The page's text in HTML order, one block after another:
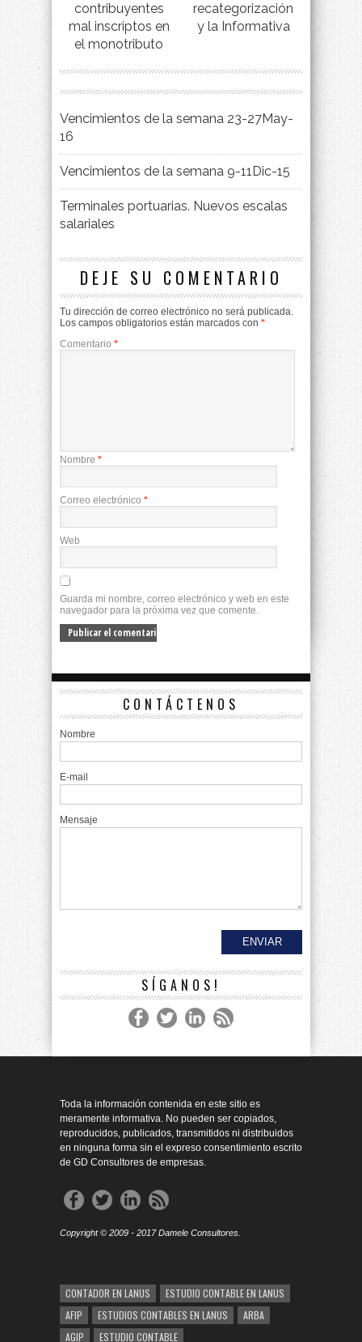
contribuyentes
mal inscriptos en
el monotributo
recategorización
y la Informativa
Vencimientos de la semana 23-27May-
16
Vencimientos de la semana 9-11Dic-15
Terminales portuarias. Nuevos escalas
salariales
DEJE SU COMENTARIO
Tu dirección de correo electrónico no será publicada.
Los campos obligatorios están marcados con *
Comentario *
Nombre *
Correo electrónico *
Web
Guarda mi nombre, correo electrónico y web en este
navegador para la próxima vez que comente.
CONTÁCTENOS
Nombre
E-mail
Mensaje
SÍGANOS!
Toda la información contenida en este sitio es
meramente informativa. No pueden ser copiados,
reproducidos, publicados, transmitidos ni distribuidos
en ninguna forma sin el expreso consentimiento escrito
de GD Consultores de empresas.
Copyright © 2009 - 2017 Damele Consultores.
CONTADOR EN LANUS
ESTUDIO CONTABLE EN LANUS
AFIP
ESTUDIOS CONTABLES EN LANUS
ARBA
AGIP
ESTUDIO CONTABLE